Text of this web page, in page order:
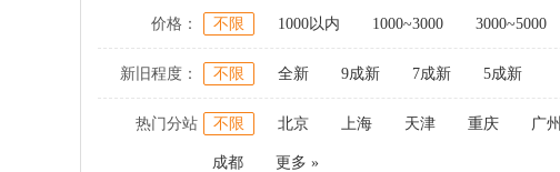
价格： 不限 1000以内 1000~3000 3000~5000
新旧程度： 不限 全新 9成新 7成新 5成新
热门分站 不限 北京 上海 天津 重庆 广州
成都 更多 »